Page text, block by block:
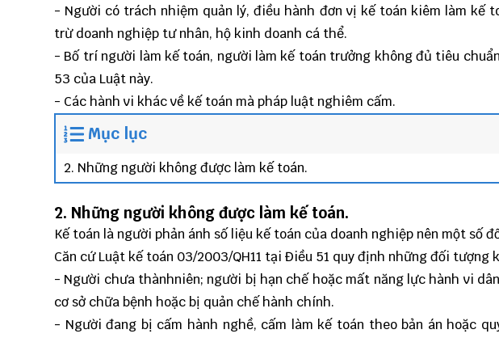
- Người có trách nhiệm quản lý, điều hành đơn vị kế toán kiêm làm kế
trừ doanh nghiệp tư nhân, hộ kinh doanh cá thể.
- Bố trí người làm kế toán, người làm kế toán trưởng không đủ tiêu
53 của Luật này.
- Các hành vi khác về kế toán mà pháp luật nghiêm cấm.
Mục lục
2. Những người không được làm kế toán.
2. Những người không được làm kế toán.
Kế toán là người phản ánh số liệu kế toán của doanh nghiệp nên một số
Căn cứ Luật kế toán 03/2003/QH11 tại Điều 51 quy định những đối tượng
- Người chưa thànhniên; người bị hạn chế hoặc mất năng lực hành vi
cơ sở chữa bệnh hoặc bị quản chế hành chính.
- Người đang bị cấm hành nghề, cấm làm kế toán theo bản án hoặc